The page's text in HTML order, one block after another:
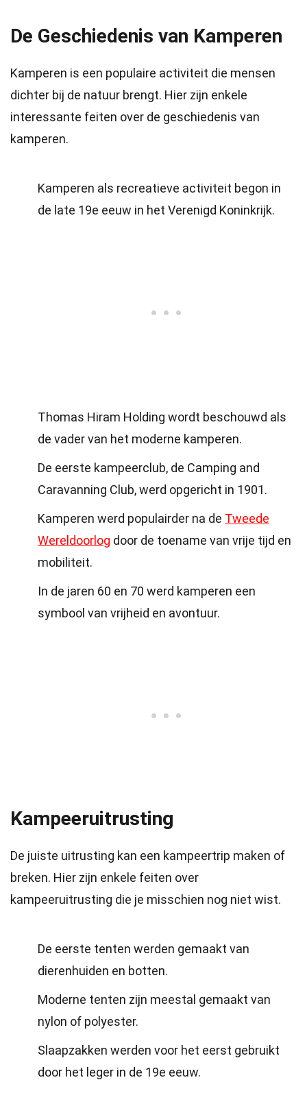
De Geschiedenis van Kamperen
Kamperen is een populaire activiteit die mensen
dichter bij de natuur brengt. Hier zijn enkele
interessante feiten over de geschiedenis van
kamperen.
Kamperen als recreatieve activiteit begon in
de late 19e eeuw in het Verenigd Koninkrijk.
Thomas Hiram Holding wordt beschouwd als
de vader van het moderne kamperen.
De eerste kampeerclub, de Camping and
Caravanning Club, werd opgericht in 1901.
Kamperen werd populairder na de Tweede
Wereldoorlog door de toename van vrije tijd en
mobiliteit.
In de jaren 60 en 70 werd kamperen een
symbool van vrijheid en avontuur.
Kampeeruitrusting
De juiste uitrusting kan een kampeertrip maken of
breken. Hier zijn enkele feiten over
kampeeruitrusting die je misschien nog niet wist.
De eerste tenten werden gemaakt van
dierenhuiden en botten.
Moderne tenten zijn meestal gemaakt van
nylon of polyester.
Slaapzakken werden voor het eerst gebruikt
door het leger in de 19e eeuw.